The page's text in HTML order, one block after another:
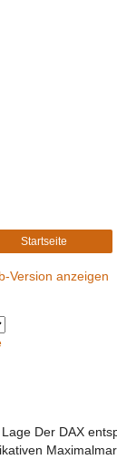
Startseite
Version anzeigen
Der DAX